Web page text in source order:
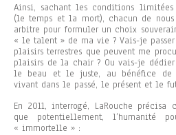
Ainsi, sachant les conditions
(le temps et la mort), chacun de
arbitre pour formuler un choix
« le talent » de ma vie ? Vais-je
plaisirs terrestres que peuvent me
plaisirs de la chair ? Ou vais-je
le beau et le juste, au bénéfice de
vivant dans le passé, le présent et le
En 2011, interrogé, LaRouche
que potentiellement, l’humanité
« immortelle » :